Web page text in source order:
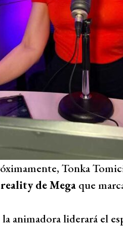
Tonka
de Mega que
animadora liderará el